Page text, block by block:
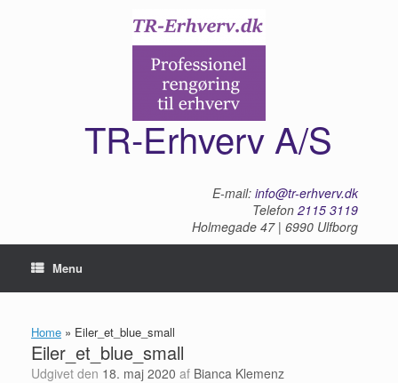
TR-Erhverv A/S
E-mail: info@tr-erhverv.dk
Telefon 2115 3119
Holmegade 47 | 6990 Ulfborg
Menu
Home » Eiler_et_blue_small
Eiler_et_blue_small
Udgivet den 18. maj 2020 af Bianca Klemenz